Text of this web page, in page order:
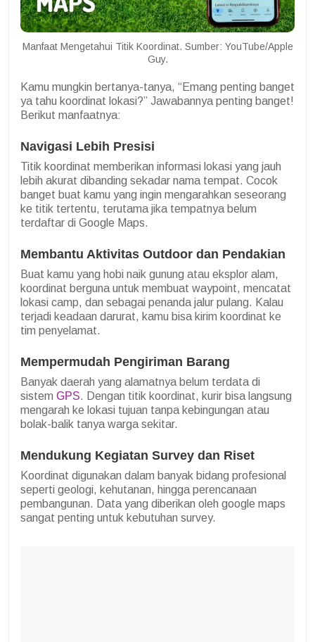
Manfaat Mengetahui Titik Koordinat. Sumber: YouTube/Apple
Guy.
Kamu mungkin bertanya-tanya, “Emang penting banget
ya tahu koordinat lokasi?” Jawabannya penting banget!
Berikut manfaatnya:
Navigasi Lebih Presisi
Titik koordinat memberikan informasi lokasi yang jauh
lebih akurat dibanding sekadar nama tempat. Cocok
banget buat kamu yang ingin mengarahkan seseorang
ke titik tertentu, terutama jika tempatnya belum
terdaftar di Google Maps.
Membantu Aktivitas Outdoor dan Pendakian
Buat kamu yang hobi naik gunung atau eksplor alam,
koordinat berguna untuk membuat waypoint, mencatat
lokasi camp, dan sebagai penanda jalur pulang. Kalau
terjadi keadaan darurat, kamu bisa kirim koordinat ke
tim penyelamat.
Mempermudah Pengiriman Barang
Banyak daerah yang alamatnya belum terdata di
sistem GPS. Dengan titik koordinat, kurir bisa langsung
mengarah ke lokasi tujuan tanpa kebingungan atau
bolak-balik tanya warga sekitar.
Mendukung Kegiatan Survey dan Riset
Koordinat digunakan dalam banyak bidang profesional
seperti geologi, kehutanan, hingga perencanaan
pembangunan. Data yang diberikan oleh google maps
sangat penting untuk kebutuhan survey.